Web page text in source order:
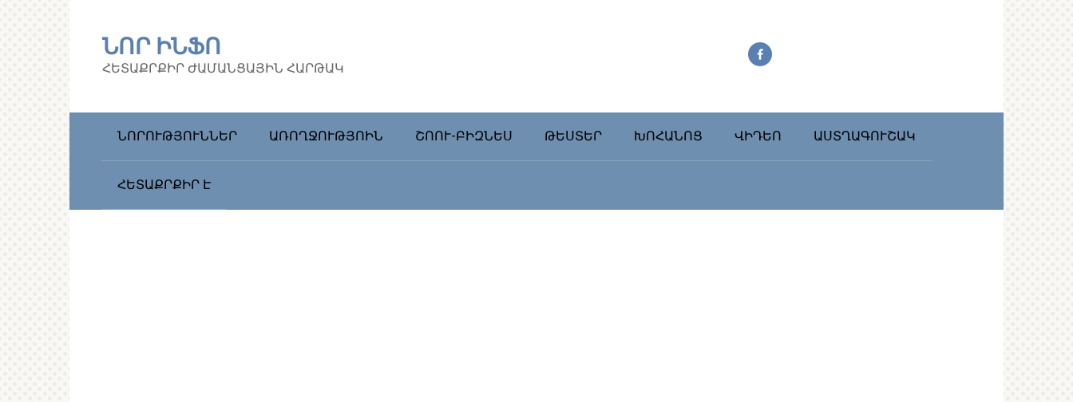
ՆՈՐ ԻՆՖՈ
ՀԵՏԱՔՐՔԻՐ ԺԱՄԱՆՑԱՅԻՆ ՀԱՐԹԱԿ
ՆՈՐՈՒԹՅՈՒՆՆԵՐ ԱՌՈՂՋՈՒԹՅՈԻՆ ՇՈՈՒ-ԲԻԶՆԵՍ ԹԵՍՏԵՐ ԽՈՀԱՆՈՑ ՎԻԴԵՈ ԱՍՏՂԱԳՈՒՇԱԿ
ՀԵՏԱՔՐՔԻՐ Է